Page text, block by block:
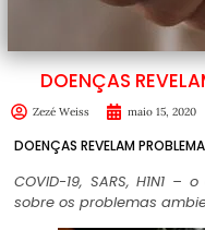
DOENÇAS
Zezé Weiss maio 15, 2020
DOENÇAS REVELAM
COVID-19, SARS, H1N1
sobre os problemas